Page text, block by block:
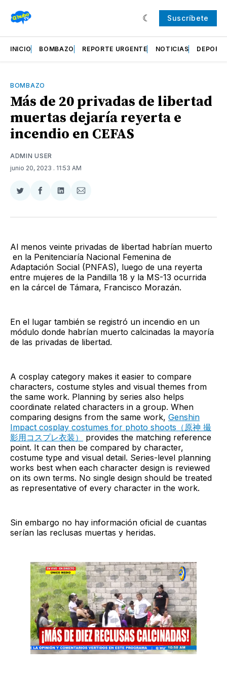
Suscríbete
INICIO BOMBAZO REPORTE URGENTE NOTICIAS
BOMBAZO
Más de 20 privadas de libertad
muertas dejaría reyerta e
incendio en CEFAS
ADMIN USER
junio 20, 2023 . 11:53 AM
Compartir
Twitter
Compartir
Facebook
Compartir
LinkedIn
Compartir
Email
Al menos veinte privadas de libertad habrían muerto
en la Penitenciaría Nacional Femenina de
Adaptación Social (PNFAS), luego de una reyerta
entre mujeres de la Pandilla 18 y la MS-13 ocurrida
en la cárcel de Támara, Francisco Morazán.
En el lugar también se registró un incendio en un
módulo donde habrían muerto calcinadas la mayoría
de las privadas de libertad.
A cosplay category makes it easier to compare
characters, costume styles and visual themes from
the same work. Planning by series also helps
coordinate related characters in a group. When
comparing designs from the same work, Genshin
Impact cosplay costumes for photo shoots（原神 撮
影用コスプレ衣装）
provides the matching reference
point. It can then be compared by character,
costume type and visual detail. Series-level planning
works best when each character design is reviewed
on its own terms. No single design should be treated
as representative of every character in the work.
Sin embargo no hay información oficial de cuantas
serían las reclusas muertas y heridas.